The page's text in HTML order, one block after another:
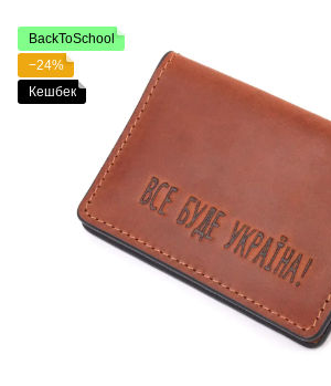
BackToSchool
−24%
Кешбек